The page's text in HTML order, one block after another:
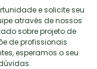
e solicite seu
através de nossos
sobreprojeto de
de profissionais
esperamos o seu